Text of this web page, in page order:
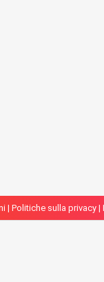
| Politiche sulla privacy |